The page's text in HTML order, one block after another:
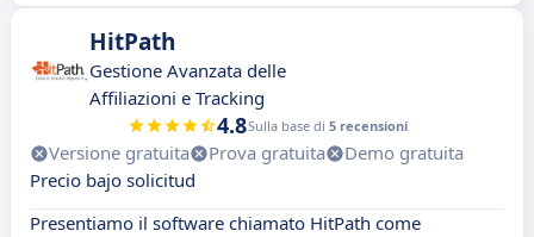
HitPath
Gestione Avanzata delle
Affiliazioni e Tracking
4.8Sulla base di 5 recensioni
Versione gratuita Prova gratuita
Demo gratuita
Precio bajo solicitud
Presentiamo il software chiamato HitPath come